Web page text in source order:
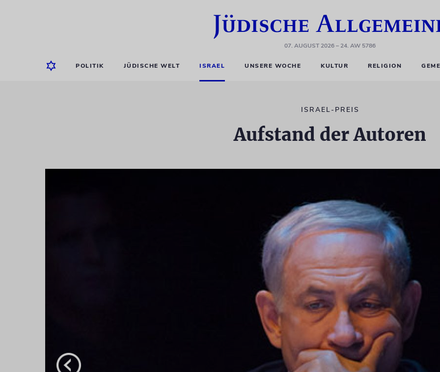
07. AUGUST 2026– 24. AW 5786
POLITIK JÜDISCHE WELT ISRAEL UNSERE WOCHE KULTUR RELIGION
ISRAEL-PREIS
Aufstand der Autoren